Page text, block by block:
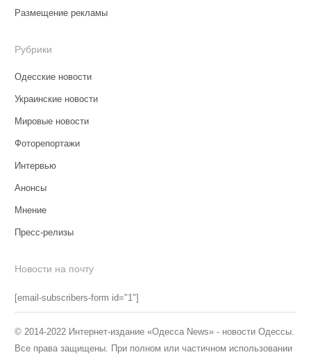
Размещение рекламы
Рубрики
Одесские новости
Украинские новости
Мировые новости
Фоторепортажи
Интервью
Анонсы
Мнение
Пресс-релизы
Новости на почту
[email-subscribers-form id="1"]
© 2014-2022 Интернет-издание «Одесса News» - новости Одессы.
Все права защищены. При полном или частичном использовании